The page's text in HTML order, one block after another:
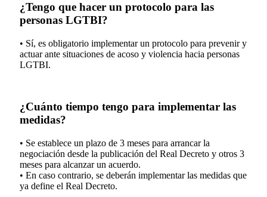
¿Tengo que hacer un protocolo para las
personas LGTBI?
• Sí, es obligatorio implementar un protocolo para prevenir y
actuar ante situaciones de acoso y violencia hacia personas
LGTBI.
¿Cuánto tiempo tengo para implementar las
medidas?
• Se establece un plazo de 3 meses para arrancar la
negociación desde la publicación del Real Decreto y otros 3
meses para alcanzar un acuerdo.
• En caso contrario, se deberán implementar las medidas que
ya define el Real Decreto.